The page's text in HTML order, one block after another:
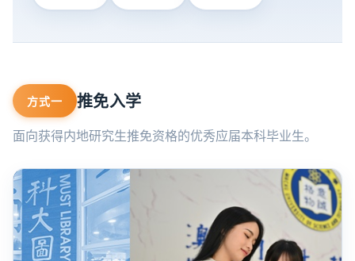
方式一 推免入学
面向获得内地研究生推免资格的优秀应届本科毕业生。